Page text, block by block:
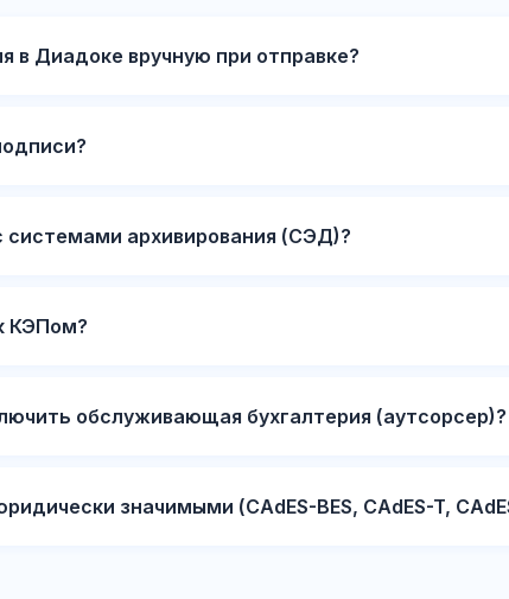
в Диадоке вручную при отправке?
архивирования (СЭД)?
КЭПом?
обслуживающая бухгалтерия (аутсорсер)?
значимыми (CAdES-BES, CAdES-T,